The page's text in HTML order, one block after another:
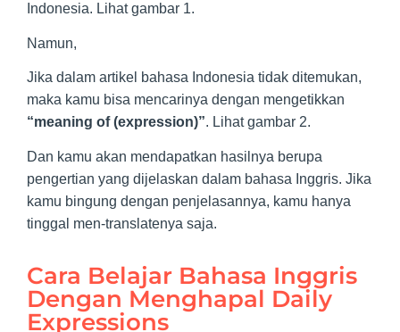
Indonesia. Lihat gambar 1.
Namun,
Jika dalam artikel bahasa Indonesia tidak ditemukan,
maka kamu bisa mencarinya dengan mengetikkan
“meaning of (expression)”. Lihat gambar 2.
Dan kamu akan mendapatkan hasilnya berupa
pengertian yang dijelaskan dalam bahasa Inggris. Jika
kamu bingung dengan penjelasannya, kamu hanya
tinggal men-translatenya saja.
Cara Belajar Bahasa Inggris
Dengan Menghapal Daily
Expressions